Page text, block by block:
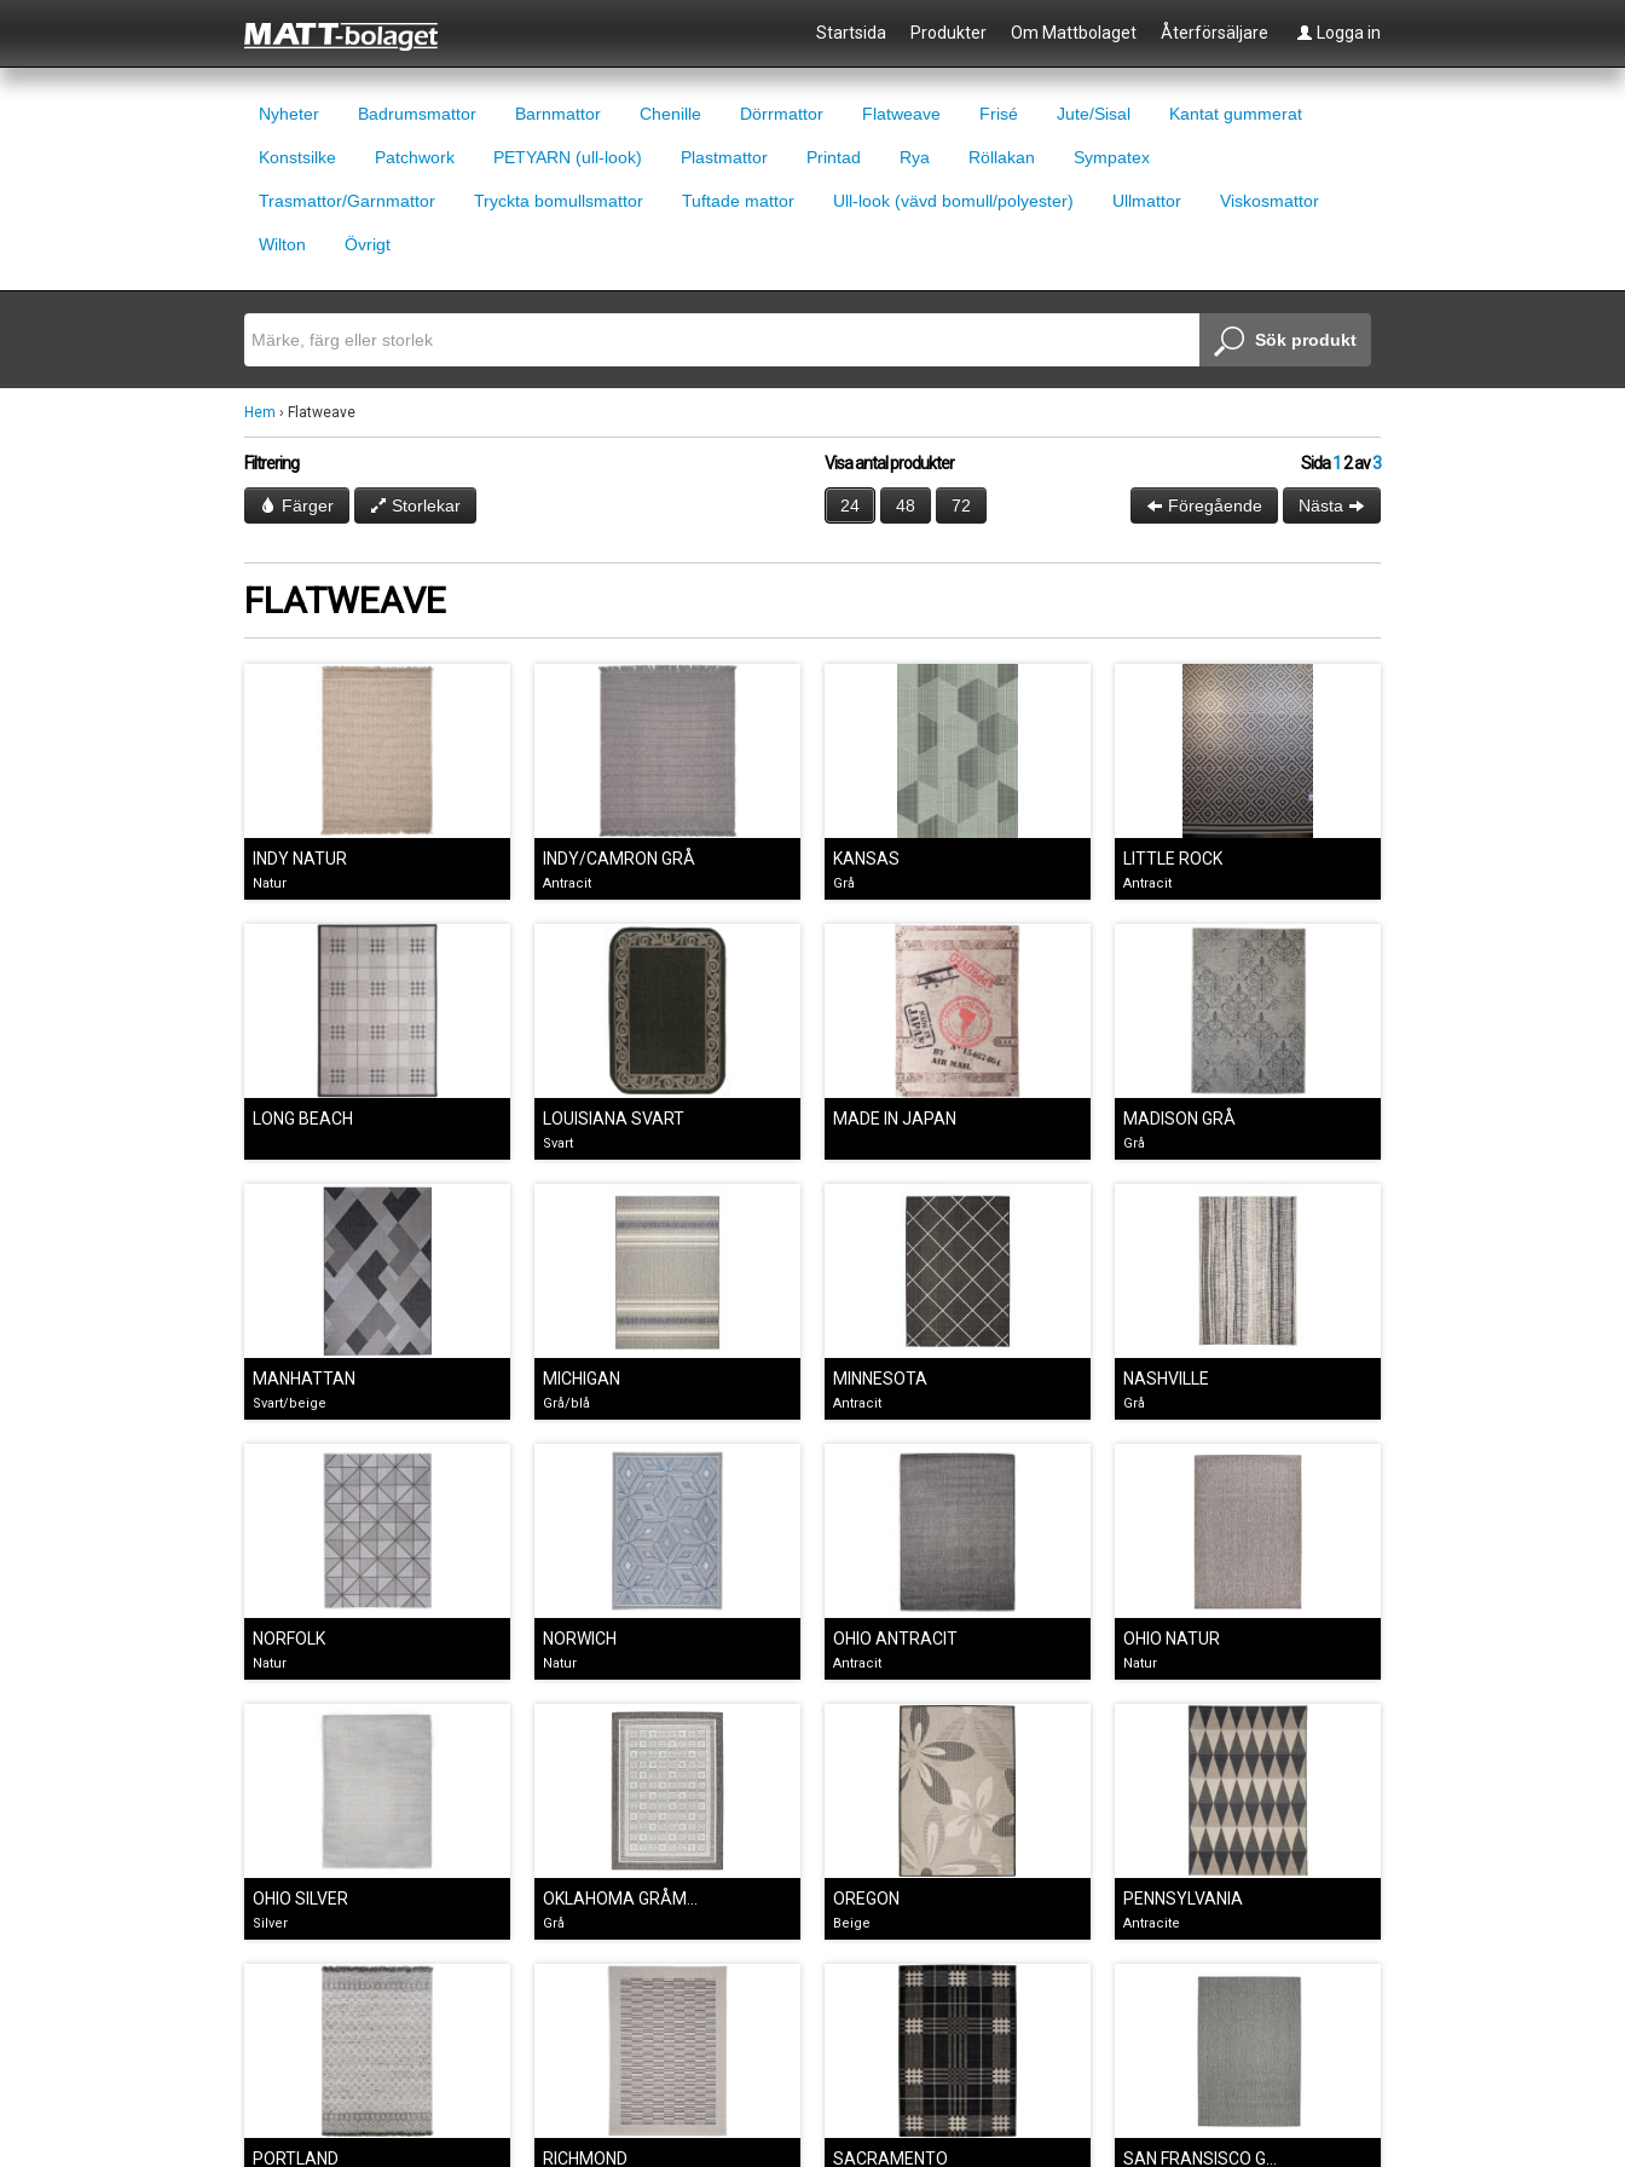
Startsida Produkter Om Mattbolaget Återförsäljare Logga in
Nyheter Badrumsmattor Barnmattor Chenille Dörrmattor Flatweave Frisé Jute/Sisal Kantat gummerat
Konstsilke Patchwork PETYARN (ull-look) Plastmattor Printad Rya Röllakan Sympatex
Trasmattor/Garnmattor Tryckta bomullsmattor Tuftade mattor Ull-look (vävd bomull/polyester) Ullmattor Viskosmattor
Wilton Övrigt
Sök produkt
Hem › Flatweave
Filtrering
Färger Storlekar
Visa antal produkter
24 48 72
Sida1 2av3
Föregående Nästa
FLATWEAVE
INDY NATUR
Natur
INDY/CAMRON GRÅ
Antracit
KANSAS
Grå
LITTLE ROCK
Antracit
LONG BEACH LOUISIANA SVART
Svart
MADE IN JAPAN MADISON GRÅ
Grå
MANHATTAN
Svart/beige
MICHIGAN
Grå/blå
MINNESOTA
Antracit
NASHVILLE
Grå
NORFOLK
Natur
NORWICH
Natur
OHIO ANTRACIT
Antracit
OHIO NATUR
Natur
OHIO SILVER
Silver Grå
OREGON
Beige
PENNSYLVANIA
Antracite
PORTLAND RICHMOND SACRAMENTO